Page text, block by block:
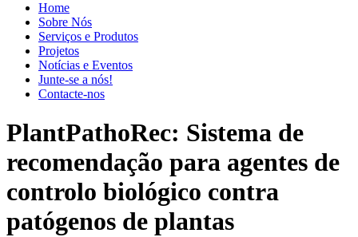
Home
Sobre Nós
Serviços e Produtos
Projetos
Notícias e Eventos
Junte-se a nós!
Contacte-nos
PlantPathoRec: Sistema de
recomendação para agentes de
controlo biológico contra
patógenos de plantas